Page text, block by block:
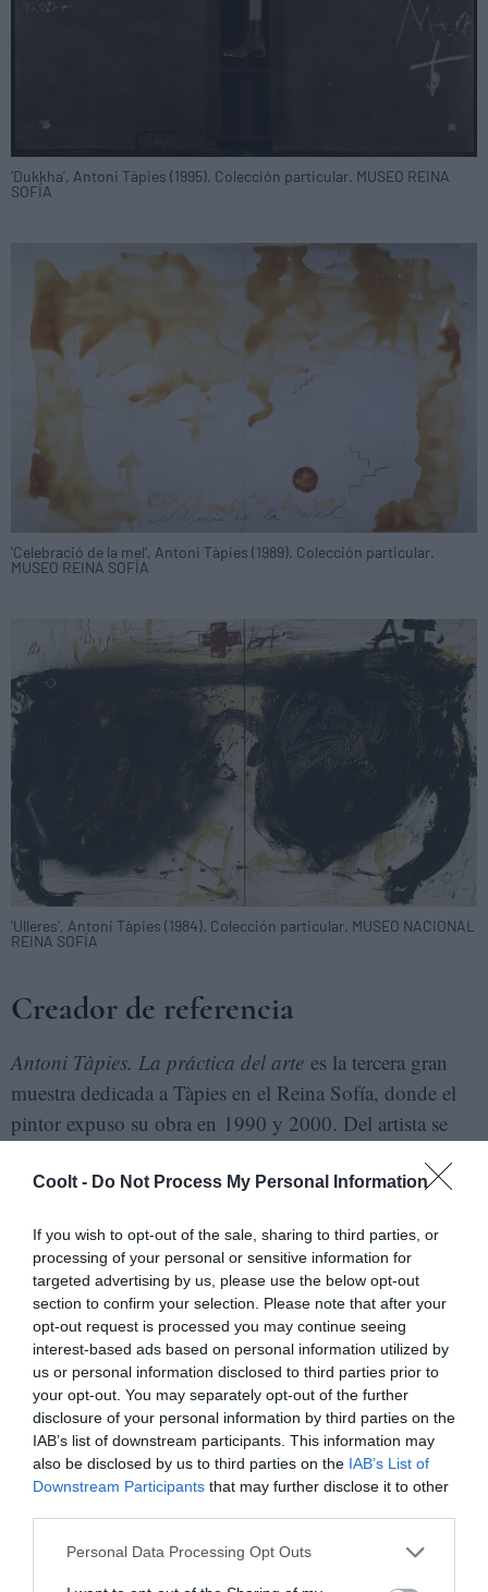
Coolt - Do Not Process My Personal Information
If you wish to opt-out of the sale, sharing to third parties, or
processing of your personal or sensitive information for
targeted advertising by us, please use the below opt-out
section to confirm your selection. Please note that after your
opt-out request is processed you may continue seeing
interest-based ads based on personal information utilized by
us or personal information disclosed to third parties prior to
your opt-out. You may separately opt-out of the further
disclosure of your personal information by third parties on the
IAB’s list of downstream participants. This information may
also be disclosed by us to third parties on the IAB’s List of
Downstream Participants that may further disclose it to other
Personal Data Processing Opt Outs
'Dukkha', Antoni Tàpies (1995). Colección particular. MUSEO REINA
SOFÍA
'Celebració de la mel', Antoni Tàpies (1989). Colección particular.
MUSEO REINA SOFÍA
'Ulleres', Antoni Tàpies (1984). Colección particular. MUSEO NACIONAL
REINA SOFÍA
Creador de referencia
Antoni Tàpies. La práctica del arte es la tercera gran
muestra dedicada a Tàpies en el Reina Sofía, donde el
pintor expuso su obra en 1990 y 2000. Del artista se
también por Borja-Villel— que existía “en su trabajo
intencionalidad metafísica y un deseo de descubrir la
naturaleza de los materiales, transformar las sustancias y
dar sentido a la vida. Su técnica aditiva y la obsesiva
repetición de un número reducido de objetos y motivos,
como sillas, puertas, ventanas, zapatillas, pies, se unen a
las caligrafías y signos, especialmente a las cruces o las
inicialesAyT”.